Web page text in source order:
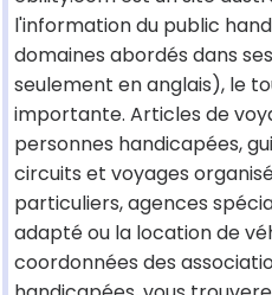
l'information du public
domaines abordés dans
seulement en anglais), le
importante. Articles de
personnes handicapées,
circuits et voyages
particuliers, agences
adapté ou la location de
coordonnées des